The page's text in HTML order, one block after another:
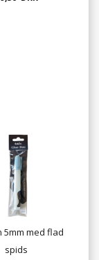
5mm med flad
spids